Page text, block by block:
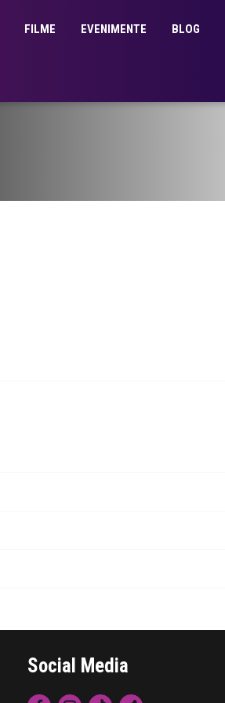
FILME EVENIMENTE BLOG
Social Media